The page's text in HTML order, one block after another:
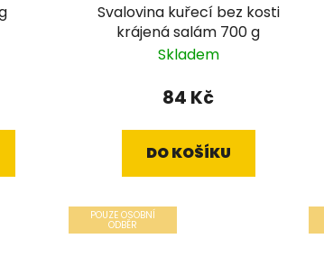
Svalovina kuřecí bez kosti
krájená salám 700 g
Skladem
84 Kč
DO KOŠÍKU
POUZE OSOBNÍ
ODBĚR